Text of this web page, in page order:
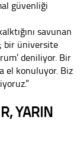
güvenliği
savunan
bir üniversite
deniliyor. Bir
el konuluyor. Biz
YARIN